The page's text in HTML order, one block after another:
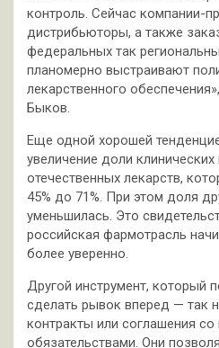
контроль. Сейчас компании-
дистрибьюторы, а также
федеральных так
планомерно выстраивают
лекарственного
Быков.
Еще одной хорошей
увеличение доли
отечественных лекарств,
45% до 71%. При этом доля
уменьшилась. Это
российская фармотрасль
более уверенно.
Другой инструмент, который
сделать рывок вперед — так
контракты или соглашения
обязательствами. Они